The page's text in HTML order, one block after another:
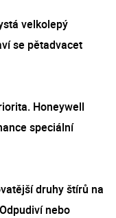
velkolepý
se pětadvacet
Honeywell
speciální
druhy štírů na
nebo